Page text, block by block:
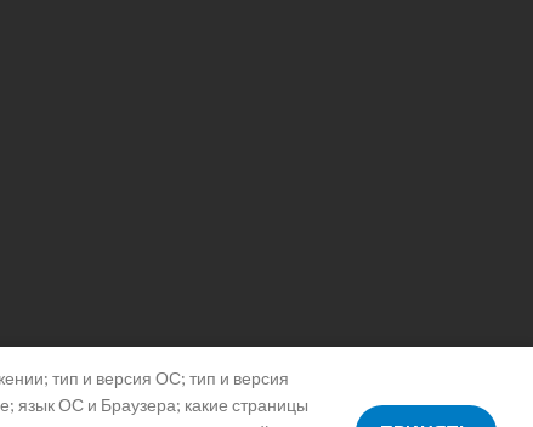
тип и версия ОС; тип и версия
язык ОС и Браузера; какие страницы